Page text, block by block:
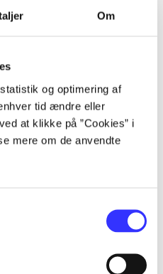
Om
og optimering af
tid ændre eller
at klikke på ”Cookies” i
mere om de anvendte